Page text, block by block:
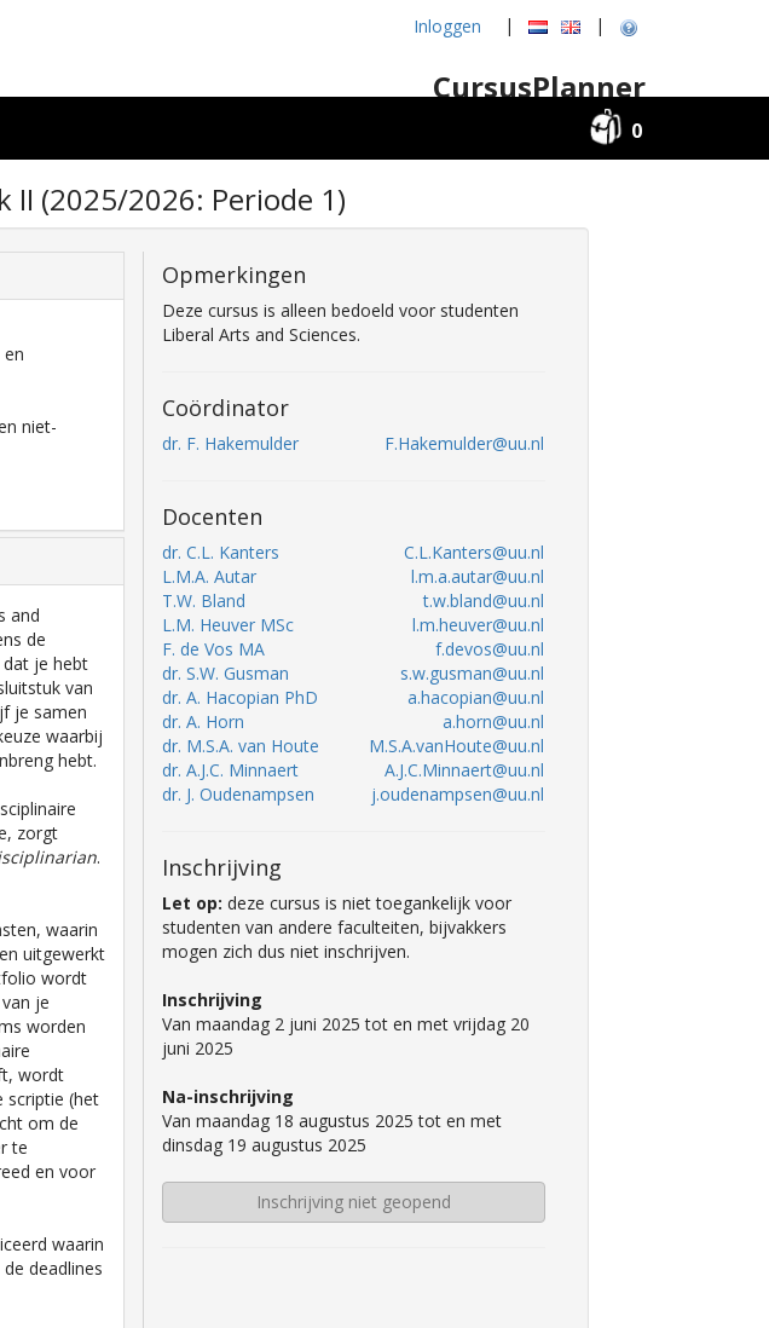
Inloggen | |
CursusPlanner
0
(2025/2026: Periode 1)
niet-
and
de
dat je hebt
van
je samen
waarbij
hebt.
zorgt
.
waarin
uitgewerkt
wordt
je
worden
wordt
scriptie (het
om de
te
en voor
waarin
deadlines
Opmerkingen
Deze cursus is alleen bedoeld voor studenten
Liberal Arts and Sciences.
Coördinator
dr. F. Hakemulder F.Hakemulder@uu.nl
Docenten
dr. C.L. Kanters
C.L.Kanters@uu.nl
L.M.A. Autar
l.m.a.autar@uu.nl
T.W. Bland
t.w.bland@uu.nl
L.M. Heuver MSc
l.m.heuver@uu.nl
F. de Vos MA
f.devos@uu.nl
dr. S.W. Gusman
s.w.gusman@uu.nl
dr. A. Hacopian PhD
a.hacopian@uu.nl
dr. A. Horn
a.horn@uu.nl
dr. M.S.A. van Houte
M.S.A.vanHoute@uu.nl
dr. A.J.C. Minnaert
A.J.C.Minnaert@uu.nl
dr. J. Oudenampsen
j.oudenampsen@uu.nl
Inschrijving
Let op: deze cursus is niet toegankelijk voor
studenten van andere faculteiten, bijvakkers
mogen zich dus niet inschrijven.
Inschrijving
Van maandag 2 juni 2025 tot en met vrijdag 20
juni 2025
Na-inschrijving
Van maandag 18 augustus 2025 tot en met
dinsdag 19 augustus 2025
Inschrijving niet geopend